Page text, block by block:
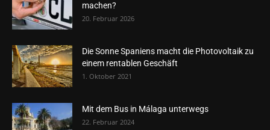
machen?
20. Februar 2026
Die Sonne Spaniens macht die Photovoltaik zu
einem rentablen Geschäft
1. Oktober 2021
Mit dem Bus in Málaga unterwegs
22. Februar 2024